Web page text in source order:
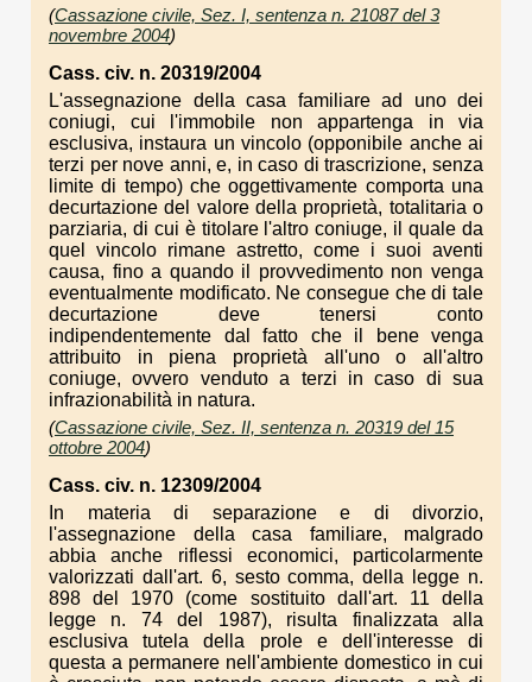
(Cassazione civile, Sez. I, sentenza n. 21087 del 3
novembre 2004)
Cass. civ. n. 20319/2004
L'assegnazione della casa familiare ad uno dei
coniugi, cui l'immobile non appartenga in via
esclusiva, instaura un vincolo (opponibile anche ai
terzi per nove anni, e, in caso di trascrizione, senza
limite di tempo) che oggettivamente comporta una
decurtazione del valore della proprietà, totalitaria o
parziaria, di cui è titolare l'altro coniuge, il quale da
quel vincolo rimane astretto, come i suoi aventi
causa, fino a quando il provvedimento non venga
eventualmente modificato. Ne consegue che di tale
decurtazione deve tenersi conto
indipendentemente dal fatto che il bene venga
attribuito in piena proprietà all'uno o all'altro
coniuge, ovvero venduto a terzi in caso di sua
infrazionabilità in natura.
(Cassazione civile, Sez. II, sentenza n. 20319 del 15
ottobre 2004)
Cass. civ. n. 12309/2004
In materia di separazione e di divorzio,
l'assegnazione della casa familiare, malgrado
abbia anche riflessi economici, particolarmente
valorizzati dall'art. 6, sesto comma, della legge n.
898 del 1970 (come sostituito dall'art. 11 della
legge n. 74 del 1987), risulta finalizzata alla
esclusiva tutela della prole e dell'interesse di
questa a permanere nell'ambiente domestico in cui